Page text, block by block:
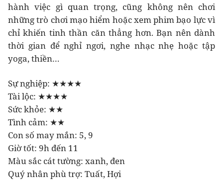
hành việc gì quan trọng, cũng không nên chơi
những trò chơi mạo hiểm hoặc xem phim bạo lực vì
chỉ khiến tinh thần căn thẳng hơn. Bạn nên dành
thời gian để nghỉ ngơi, nghe nhạc nhẹ hoặc tập
yoga, thiền…
Sự nghiệp: ★★★★
Tài lộc: ★★★★
Sức khỏe: ★★
Tình cảm: ★★
Con số may mắn: 5, 9
Giờ tốt: 9h đến 11
Màu sắc cát tường: xanh, đen
Quý nhân phù trợ: Tuất, Hợi